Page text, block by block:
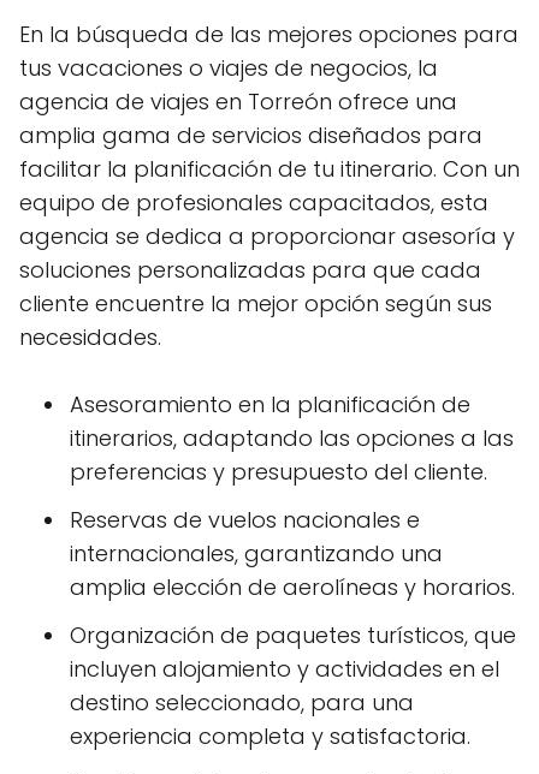
En la búsqueda de las mejores opciones para
tus vacaciones o viajes de negocios, la
agencia de viajes en Torreón ofrece una
amplia gama de servicios diseñados para
facilitar la planificación de tu itinerario. Con un
equipo de profesionales capacitados, esta
agencia se dedica a proporcionar asesoría y
soluciones personalizadas para que cada
cliente encuentre la mejor opción según sus
necesidades.
Asesoramiento en la planificación de
itinerarios, adaptando las opciones a las
preferencias y presupuesto del cliente.
Reservas de vuelos nacionales e
internacionales, garantizando una
amplia elección de aerolíneas y horarios.
Organización de paquetes turísticos, que
incluyen alojamiento y actividades en el
destino seleccionado, para una
experiencia completa y satisfactoria.